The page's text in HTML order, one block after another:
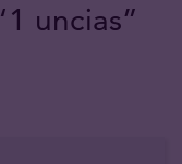
uncias”